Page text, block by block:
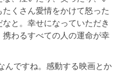
くさん愛情をかけて怒った
と。幸せになっていただき
わるすべての人の運命が幸
んですね。感動する映画とか